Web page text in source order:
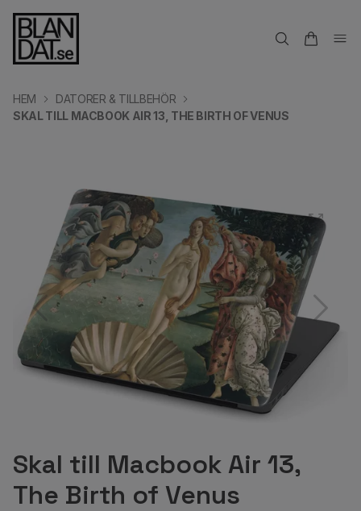
HEM
DATORER & TILLBEHÖR
SKAL TILL MACBOOK AIR 13, THE BIRTH OF VENUS
Skal till Macbook Air 13,
The Birth of Venus